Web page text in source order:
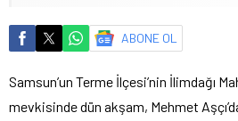
ABONE OL
Samsun’un Terme İlçesi’nin İlimdağı
mevkisinde dün akşam, Mehmet